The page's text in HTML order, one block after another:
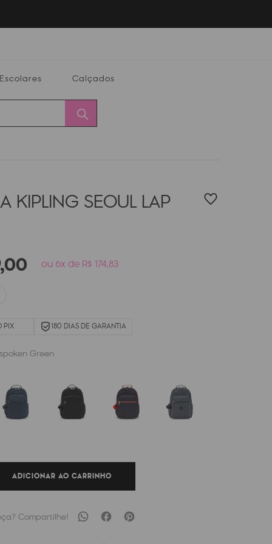
Escolares Calçados
KIPLING SEOUL LAP
,00 ou 6x de R$ 174,83
PIX 180 DIAS DE GARANTIA
Green
ADICIONAR AO CARRINHO